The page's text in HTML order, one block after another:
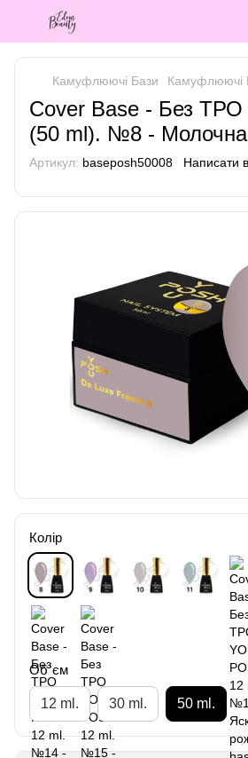
Камуфлюючі Бази Камуфлюючі
Cover Base - Без ТРО
(50 ml). №8 - Молочна
Артикул: baseposh50008 Написати
Колір
Об`єм
12 ml. 30 ml. 50 ml.